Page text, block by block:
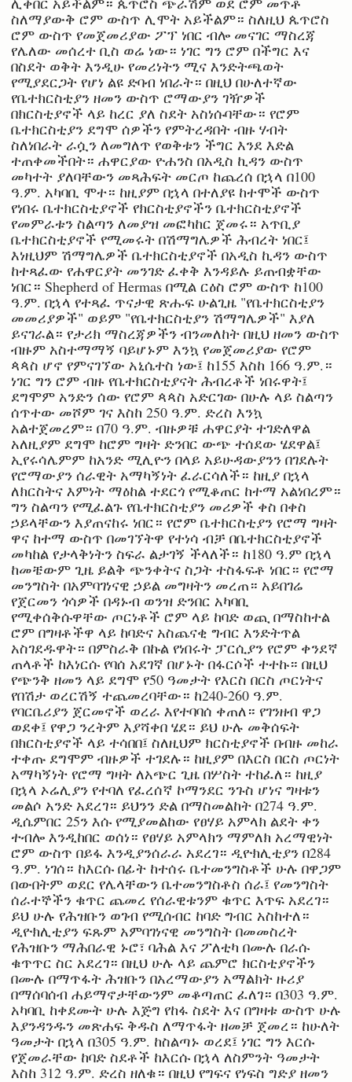
ስለማያውቅ ሮም ውስጥ ሊሞት አይችልም። ስለዚህ ጴጥሮስ
ሮም ውስጥ የመጀመሪያው ፖፕ ነበር ብሎ መናገር ማስረጃ
የሌለው መሰረተ ቢስ ወሬ ነው። ነገር ግን ሮም በችግር እና
በስደት ወቅት እንዲሁ የመሪነትን ሚና እንድትጫወት
የሚያደርጋት የሆነ ልዩ ድባብ ነበራት። በዚህ በሁለተኛው
የቤተክርስቲያን ዘመን ውስጥ ሮማውያን ገዥዎች
በክርስቲያኖች ላይ ከረር ያለ ስደት አስነሱባቸው። የሮም
ቤተክርስቲያን ደግሞ ሰዎችን የምትረዳበት ብዙ ሃብት
ስለነበራት ራሷን ለመግለጥ የወቅቱን ችግር እንደ እድል
ተጠቀመችበት። ሐዋርያው ዮሐንስ በአዲስ ኪዳን ውስጥ
መካተት ያለባቸውን መጻሕፍት መርጦ ከጨረሰ በኋላ በ100
ዓ.ም. አካባቢ ሞተ። ከዚያም በኋላ በተለያዩ ከተሞች ውስጥ
የነበሩ ቤተክርስቲያኖች የክርስቲያኖችን ቤተክርስቲያኖች
የመምራቱን ስልጣን ለመያዝ መፎካከር ጀመሩ። አጥቢያ
ቤተክርስቲያኖች የሚመሩት በሽማግሌዎች ሕብረት ነበር፤
እነዚህም ሽማግሌዎች ቤተክርስቲያኖች በአዲስ ኪዳን ውስጥ
ከተጻፈው የሐዋርያት መንገድ ፈቀቅ እንዳይሉ ይጠብቋቸው
ነበር። Shepherd of Hermas በሚል ርዕስ ሮም ውስጥ ከ100
ዓ.ም. በኋላ የተጻፈ ጥናታዊ ጽሑፍ ሁልጊዜ "የቤተክርስቲያን
መመሪያዎች" ወይም "የቤተክርስቲያን ሽማግሌዎች" እያለ
ይናገራል። የታሪክ ማስረጃዎችን ብንመለከት በዚህ ዘመን ውስጥ
ብዙም አስተማማኝ ባይሆኑም እንኳ የመጀመሪያው የሮም
ጳጳስ ሆኖ የምናገኘው አኒሴተስ ነው፤ ከ155 እስከ 166 ዓ.ም.።
ነገር ግን ሮም ብዙ የቤተክርስቲያናት ሕብረቶች ነበሩዋት፤
ደግሞም አንድን ሰው የሮም ጳጳስ አድርገው በሁሉ ላይ ስልጣን
ሰጥተው መሾም ገና እስከ 250 ዓ.ም. ድረስ እንኳ
አልተጀመረም። በ70 ዓ.ም. ብዙዎቹ ሐዋርያት ተገድለዋል
አለዚያም ደግሞ ከሮም ግዛት ድንበር ውጭ ተሰደው ሄደዋል፤
ኢየሩሳሌምም ከአንድ ሚሊዮን በላይ አይሁዳውያንን በገደሉት
የሮማውያን ሰራዊት አማካኝነት ፈራርሳለች። ከዚያ በኋላ
ለክርስትና እምነት ማዕከል ተደርጎ የሚቆጠር ከተማ አልነበረም።
ግን ስልጣን የሚፈልጉ የቤተክርስቲያን መሪዎች ቀስ በቀስ
ኃይላቸውን እያጠናከሩ ነበር። የሮም ቤተክርስቲያን የሮማ ግዛት
ዋና ከተማ ውስጥ በመገኘትዋ የተነሳ ብቻ በቤተክርስቲያኖች
መካከል የታላቅነትን ስፍራ ልታገኝ ችላለች። ከ180 ዓ.ም በኋላ
ከመቼውም ጊዜ ይልቅ ጭንቀትና ስጋት ተስፋፍቶ ነበር። የሮማ
መንግስት በአምባገነናዊ ኃይል መግዛትን መረጠ። አይበገሬ
የጀርመን ጎሳዎች በዳኑብ ወንዝ ድንበር አካባቢ
የሚቀሰቅሱዋቸው ጦርነቶች ሮም ላይ ከባድ ወጪ በማስከተል
ሮም በግዛቶችዋ ላይ ከባድና አስጨናቂ ግብር እንድትጥል
አስገደዱዋት። በምስራቅ በኩል የነበሩት ፓርሲያን የሮም ቀንደኛ
ጠላቶች ከእነርሱ የባሰ አደገኛ በሆኑት በፋርሶች ተተኩ። በዚህ
የጭንቅ ዘመን ላይ ደግሞ የ50 ዓመታት የእርስ በርስ ጦርነትና
የበሽታ ወረርሽኝ ተጨመረባቸው። ከ240-260 ዓ.ም.
የባርቤሪያን ጀርመኖች ወረራ እየተባባሰ ቀጠለ። የገንዘብ ዋጋ
ወደቀ፤ የዋጋ ንረትም እያሻቀበ ሄደ። ይህ ሁሉ መቅሰፍት
በክርስቲያኖች ላይ ተሳበበ፤ ስለዚህም ክርስቲያኖች በብዙ መከራ
ተቀጡ ደግሞም ብዙዎች ተገደሉ። ከዚያም በእርስ በርስ ጦርነት
አማካኝነት የሮማ ግዛት ለአጭር ጊዜ በሦስት ተከፈለ። ከዚያ
በኋላ ኦሬሊያን የተባለ የፈረሰኛ ኮማንደር ንጉስ ሆነና ግዛቱን
መልሶ አንድ አደረገ። ይህንን ድል በማስመልከት በ274 ዓ.ም.
ዲሴምበር 25ን እሱ የሚያመልከው የፀሃይ አምላክ ልደት ቀን
ተብሎ እንዲከበር ወሰነ። የፀሃይ አምላክን ማምለክ አረማዊነት
ሮም ውስጥ በይፋ እንዲያንሰራራ አደረገ። ዲዮክሊቲያን በ284
ዓ.ም. ነገሰ። ከእርሱ በፊት ከተሰሩ ቤተመንግስቶች ሁሉ በዋጋም
በውበትም ወደር የሌላቸውን ቤተመንግስቶስ ሰራ፤ የመንግስት
ሰራተኞችን ቁጥር ጨመረ የሰራዊቱንም ቁጥር እጥፍ አደረገ።
ይህ ሁሉ የሕዝቡን ወገብ የሚሰብር ከባድ ግብር አስከተለ።
ዲዮክሊቲያን ፍጹም አምባገነናዊ መንግስት በመመስረት
የሕዝቡን ማሕበራዊ ኑሮ፣ ባሕል እና ፖለቲካ በሙሉ በራሱ
ቁጥጥር ስር አደረገ። በዚህ ሁሉ ላይ ጨምሮ ክርስቲያኖችን
በሙሉ በማጥፋት ሕዝቡን በአረማውያን አማልክት ዙሪያ
በማሰባሰብ ሐይማኖታቸውንም መቆጣጠር ፈለገ። በ303 ዓ.ም.
አካባቢ ከቀደሙት ሁሉ እጅግ የከፋ ስደት እና በግዛቱ ውስጥ ሁሉ
እያንዳንዱን መጽሐፍ ቅዱስ ለማጥፋት ዘመቻ ጀመረ። ከሁለት
ዓመታት በኋላ በ305 ዓ.ም. ከስልጣኑ ወረደ፤ ነገር ግን እርሱ
የጀመራቸው ከባድ ስደቶች ከእርሱ በኋላ ለስምንት ዓመታት
እስከ 312 ዓ.ም. ድረስ ዘለቁ። በዚህ የግፍና የነፍስ ግድያ ዘመን